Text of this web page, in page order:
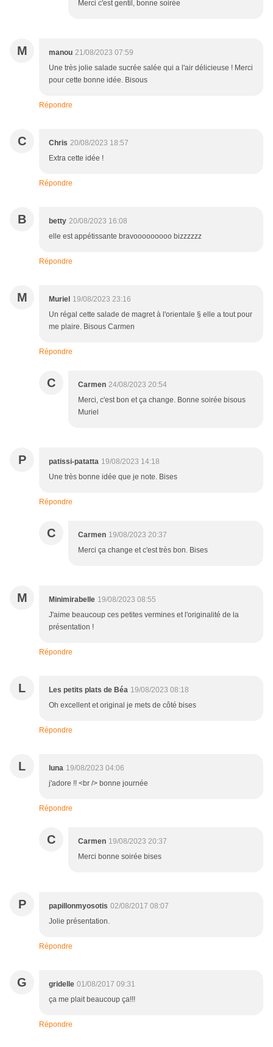
Merci c'est gentil, bonne soirée
M manou 21/08/2023 07:59
Une très jolie salade sucrée salée qui a l'air délicieuse ! Merci
pour cette bonne idée. Bisous
Répondre
C Chris 20/08/2023 18:57
Extra cette idée !
Répondre
B betty 20/08/2023 16:08
elle est appétissante bravooooooooo bizzzzzz
Répondre
M Muriel 19/08/2023 23:16
Un régal cette salade de magret à l'orientale § elle a tout pour
me plaire. Bisous Carmen
Répondre
C Carmen 24/08/2023 20:54
Merci, c'est bon et ça change. Bonne soirée bisous
Muriel
P patissi-patatta 19/08/2023 14:18
Une très bonne idée que je note. Bises
Répondre
C Carmen 19/08/2023 20:37
Merci ça change et c'est très bon. Bises
M Minimirabelle 19/08/2023 08:55
J'aime beaucoup ces petites vermines et l'originalité de la
présentation !
Répondre
L Les petits plats de Béa 19/08/2023 08:18
Oh excellent et original je mets de côté bises
Répondre
L luna 19/08/2023 04:06
j'adore !! <br /> bonne journée
Répondre
C Carmen 19/08/2023 20:37
Merci bonne soirée bises
P papillonmyosotis 02/08/2017 08:07
Jolie présentation.
Répondre
G gridelle 01/08/2017 09:31
ça me plait beaucoup ça!!!
Répondre